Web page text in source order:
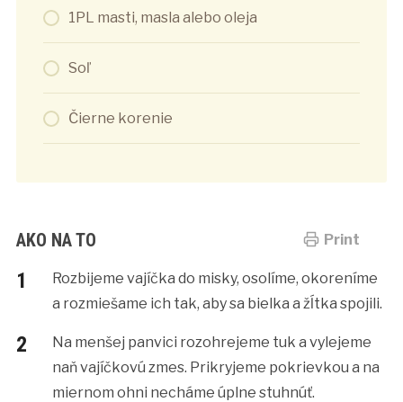
1PL masti, masla alebo oleja
Soľ
Čierne korenie
Print
AKO NA TO
Rozbijeme vajíčka do misky, osolíme, okoreníme
a rozmiešame ich tak, aby sa bielka a žĺtka spojili.
Na menšej panvici rozohrejeme tuk a vylejeme
naň vajíčkovú zmes. Prikryjeme pokrievkou a na
miernom ohni necháme úplne stuhnúť.